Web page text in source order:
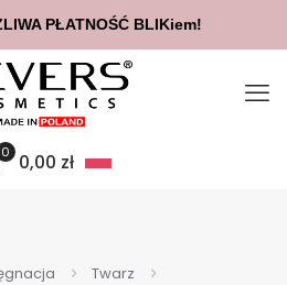
0 0,00 zł
Twarz
PŁATNOŚĆ BLIKiem!